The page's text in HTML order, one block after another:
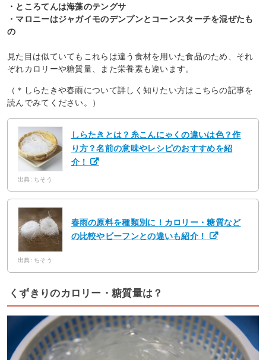
・ところてんは海藻のテングサ
・マロニーはジャガイモのデンプンとコーンスターチを混ぜたも
の
見た目は似ていてもこれらは違う食材を用いた食品のため、それ
ぞれカロリーや糖質量、また栄養素も違います。
（＊しらたきや春雨について詳しく知りたい方はこちらの記事を
読んでみてください。）
しらたきとは？糸こんにゃくの違いは色？作
り方？名前の意味やレシピのおすすめを紹
介！
出典: ちそう
春雨の原料を種類別に！カロリー・糖質など
の比較やビーフンとの違いも紹介！
出典: ちそう
くずきりのカロリー・糖質量は？